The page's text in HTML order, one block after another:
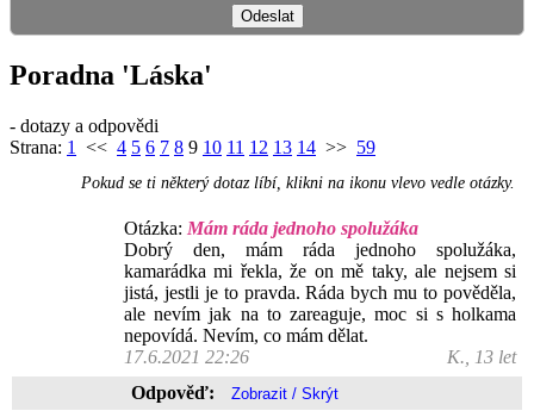
Poradna 'Láska'
- dotazy a odpovědi
Strana: 1 << 4 5 6 7 8 9 10 11 12 13 14 >> 59
Pokud se ti některý dotaz líbí, klikni na ikonu vlevo vedle otázky.
Otázka: Mám ráda jednoho spolužáka
Dobrý den, mám ráda jednoho spolužáka,
kamarádka mi řekla, že on mě taky, ale nejsem si
jistá, jestli je to pravda. Ráda bych mu to pověděla,
ale nevím jak na to zareaguje, moc si s holkama
nepovídá. Nevím, co mám dělat.
17.6.2021 22:26
K., 13 let
Odpověď: